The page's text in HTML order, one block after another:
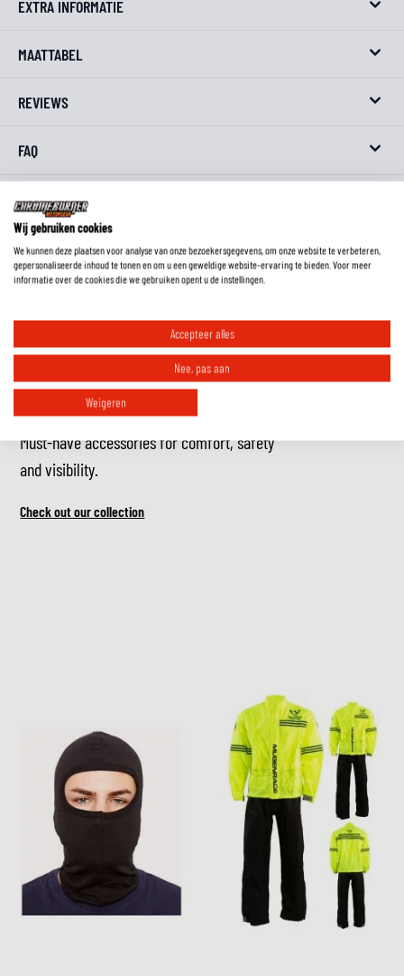
EXTRA INFORMATIE
MAATTABEL
REVIEWS
FAQ
RIDE ESSENTIALS
Must-have accessories for comfort, safety
and visibility.
Check out our collection
Wij gebruiken cookies
We kunnen deze plaatsen voor analyse van onze bezoekersgegevens, om onze website te verbeteren,
gepersonaliseerde inhoud te tonen en om u een geweldige website-ervaring te bieden. Voor meer
informatie over de cookies die we gebruiken opent u de instellingen.
Accepteer alles
Nee, pas aan
Weigeren